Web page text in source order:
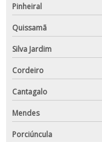
Pinheiral
Quissamã
Silva Jardim
Cordeiro
Cantagalo
Mendes
Porciúncula